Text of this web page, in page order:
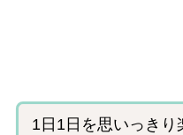
1日1日を思いっきり